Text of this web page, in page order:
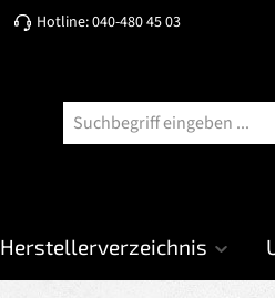
Hotline: 040-480 45 03
Herstellerverzeichnis